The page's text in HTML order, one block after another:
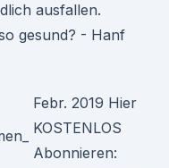
ausfallen.
gesund? - Hanf
Febr. 2019 Hier
KOSTENLOS
Abonnieren: